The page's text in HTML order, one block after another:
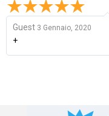
Guest 3 Gennaio, 2020
+